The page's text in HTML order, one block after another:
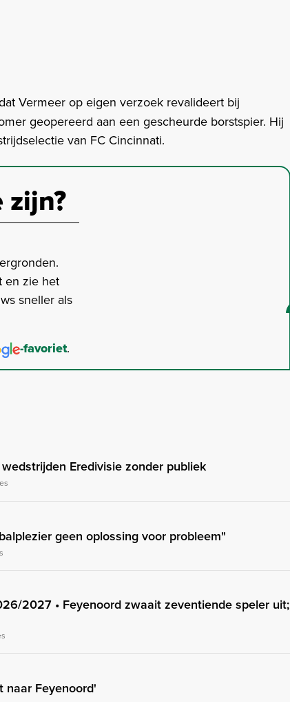
Vermeer op eigen verzoek revalideert bij
geopereerd aan een gescheurde borstspier. Hij
van FC Cincinnati.
en zie het
sneller als
-favoriet.
Eredivisie zonder publiek
geen oplossing voor probleem"
2027 • Feyenoord zwaait zeventiende speler uit;
naar Feyenoord'